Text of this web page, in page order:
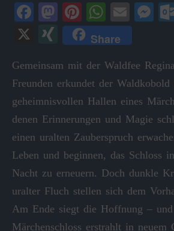
Fa
ce
ok
M
as
to
do
n
Pi
nt
er
es
t
W
ha
ts
A
pp
E
m
ail
M
ng
er
X
X
N
G
Share
Gemeinsam mit der Waldfee
Freunden erkundet der
geheimnisvollen Hallen eines
denen Erinnerungen und Magie
einen uralten Zauberspruch
Leben und beginnen, das Schloss
Nacht zu erneuern. Doch dunkle
uralter Fluch stellen sich dem
Am Ende siegt die Hoffnung – und
Märchenschloss erstrahlt in neuem